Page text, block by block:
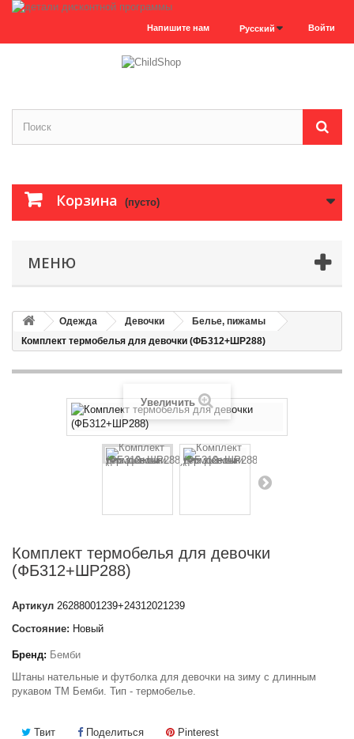
Войти
Русский
Напишите нам
Корзина (пусто)
МЕНЮ
Одежда Девочки
Белье, пижамы
Комплект термобелья для девочки (ФБ312+ШР288)
Увеличить
Комплект термобелья для девочки
(ФБ312+ШР288)
Артикул 26288001239+24312021239
Состояние: Новый
Бренд: Бемби
Штаны нательные и футболка для девочки на зиму с длинным
рукавом ТМ Бемби. Тип - термобелье.
Твит Поделиться Pinterest